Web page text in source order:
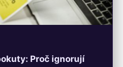
Proč ignorují